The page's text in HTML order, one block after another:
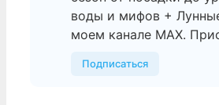
воды и мифов +
моем канале МАХ.
Подписаться